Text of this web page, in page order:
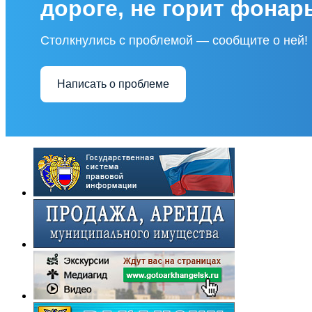
дороге, не горит
Столкнулись с проблемой — сообщите о ней!
Написать о проблеме